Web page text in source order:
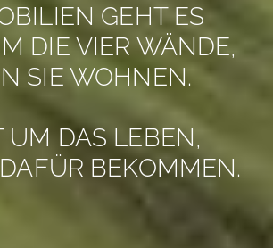
GEHT ES
DIE VIER WÄNDE,
SIE WOHNEN.
UM DAS LEBEN,
BEKOMMEN.